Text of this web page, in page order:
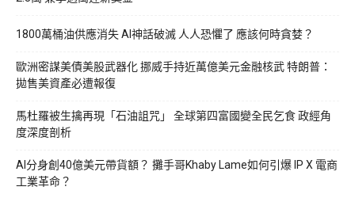
1800萬桶油供應消失 AI神話破滅 人人恐懼了 應該何時貪婪？
歐洲密謀美債美股武器化 挪威手持近萬億美元金融核武 特朗普：
拋售美資產必遭報復
馬杜羅被生擒再現「石油詛咒」 全球第四富國變全民乞食 政經角
度深度剖析
AI分身創40億美元帶貨額？ 攤手哥Khaby Lame如何引爆 IP X 電商
工業革命？